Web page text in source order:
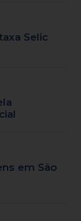
Selic
em São